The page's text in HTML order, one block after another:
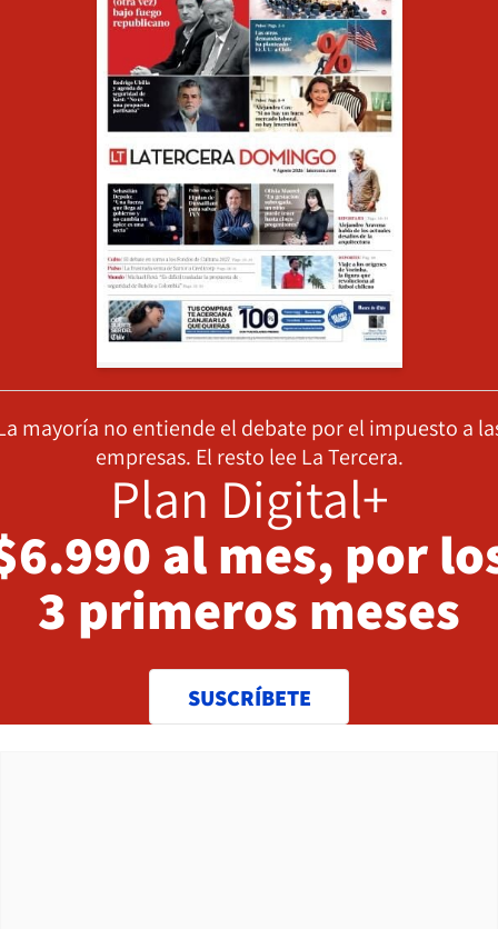
mayoría no entiende el debate por el impuesto a
empresas. El resto lee La Tercera.
Plan Digital+
al mes, por
3 primeros meses
SUSCRÍBETE